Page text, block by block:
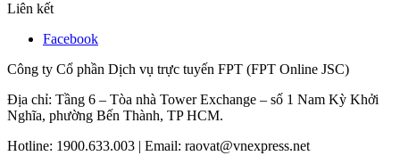
Liên kết
Facebook
Công ty Cổ phần Dịch vụ trực tuyến FPT (FPT Online JSC)
Địa chỉ: Tầng 6 – Tòa nhà Tower Exchange – số 1 Nam Kỳ Khởi
Nghĩa, phường Bến Thành, TP HCM.
Hotline: 1900.633.003 | Email: raovat@vnexpress.net